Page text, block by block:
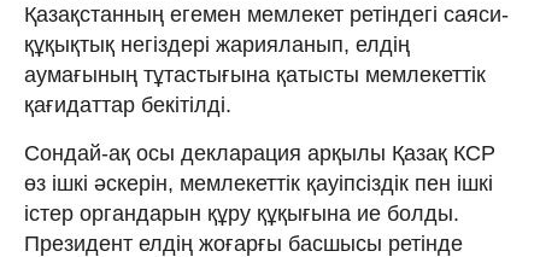
Қазақстанның егемен мемлекет ретіндегі саяси-
құқықтық негіздері жарияланып, елдің
аумағының тұтастығына қатысты мемлекеттік
қағидаттар бекітілді.
Сондай-ақ осы декларация арқылы Қазақ КСР
өз ішкі әскерін, мемлекеттік қауіпсіздік пен ішкі
істер органдарын құру құқығына ие болды.
Президент елдің жоғарғы басшысы ретінде